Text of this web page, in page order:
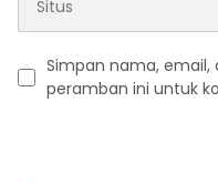
Simpan nama, email,
peramban ini untuk